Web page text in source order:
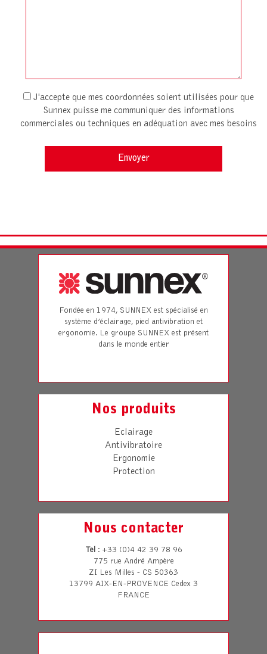
J'accepte que mes coordonnées soient utilisées pour que
Sunnex puisse me communiquer des informations
commerciales ou techniques en adéquation avec mes besoins
Fondée en 1974, SUNNEX est spécialisé en
système d’éclairage, pied antivibration et
ergonomie. Le groupe SUNNEX est présent
dans le monde entier
Nos produits
Eclairage
Antivibratoire
Ergonomie
Protection
Nous contacter
Tel: +33 (0)4 42 39 78 96
775 rue André Ampère
ZI Les Milles - CS 50363
13799 AIX-EN-PROVENCE Cedex 3
FRANCE